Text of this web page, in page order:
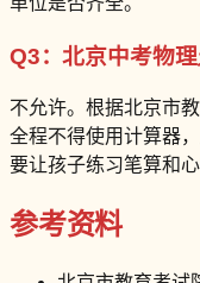
Q3：北京中考物理
不允许。根据北京市
全程不得使用计算器
要让孩子练习笔算和
参考资料